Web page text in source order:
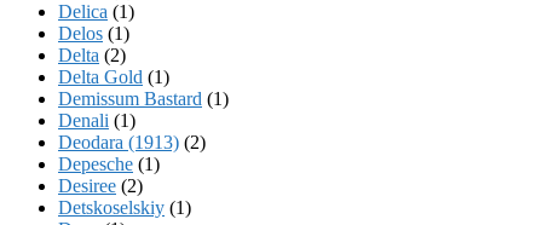
Delica (1)
Delos (1)
Delta (2)
Delta Gold (1)
Demissum Bastard (1)
Denali (1)
Deodara (1913) (2)
Depesche (1)
Desiree (2)
Detskoselskiy (1)